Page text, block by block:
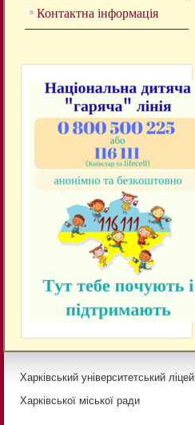
Контактна інформація
Харківський університетський ліцей
Харківської міської ради